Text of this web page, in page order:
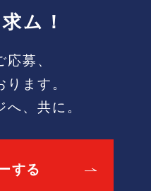
ム！
募、
ます。
、共に。
する